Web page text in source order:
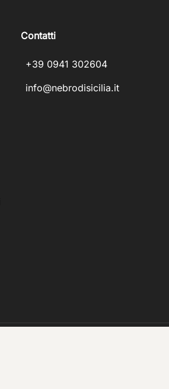
Contatti
+39 0941 302604
info@nebrodisicilia.it